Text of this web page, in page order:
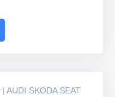
| AUDI SKODA SEAT